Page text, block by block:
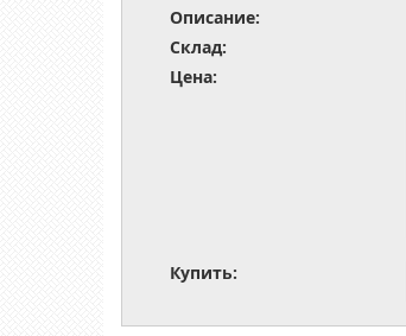
Описание:
Склад:
Цена:
Купить: